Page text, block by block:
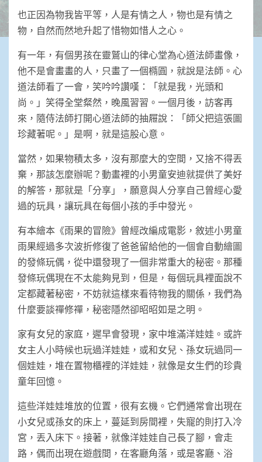
也正因為物我皆平等，人是有情之人，物也是有情之
物，自然而然地升起了惜物如惜人之心。
有一年，有個男孩在靈鷲山的律心堂為心道法師畫像，
他不是會畫畫的人，只畫了一個橢圓，就說是法師。心
道法師看了一會，笑吟吟讚嘆：「就是我，光頭和
尚。」笑得全堂粲然，晚風習習。一個月後，訪客再
來，隨侍法師打開心道法師的抽屜說：「師父把這張圖
珍藏著呢。」是啊，就是這股心意。
當然，如果物積太多，沒有那麼大的空間，又捨不得丟
棄，那該怎麼辦呢？動畫裡的小男童安迪就提供了美好
的解答，那就是「分享」，願意與人分享自己曾經心愛
過的玩具，讓玩具在每個小孩的手中發光。
有本繪本《雨果的冒險》曾經改編成電影，敘述小男童
雨果經過多次波折修復了爸爸留給他的一個會自動繪圖
的發條玩偶，從中還發現了一個非常重大的秘密。那種
發條玩偶現在不太能夠見到，但是，每個玩具裡面說不
定都藏著秘密，不妨就這樣來看待物我的關係，我們為
什麼要談禪修禪，秘密隱然卻昭昭如是之明。
家有女兒的家庭，遲早會發現，家中堆滿洋娃娃。或許
女主人小時候也玩過洋娃娃，或和女兒、孫女玩過同一
個娃娃，堆在置物櫃裡的洋娃娃，就像是女生們的珍貴
童年回憶。
這些洋娃娃堆放的位置，很有玄機。它們通常會出現在
小女兒或孫女的床上，蔓延到房間裡，失寵的則打入冷
宮，丟入床下。接著，就像洋娃娃自己長了腳，會走
路，偶而出現在遊戲間，在客廳角落，或是客廳、浴